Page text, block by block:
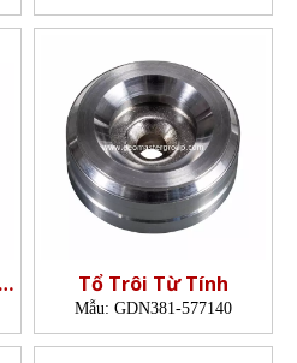
Tổ Trôi Từ Tính
Mẫu: GDN381-577140